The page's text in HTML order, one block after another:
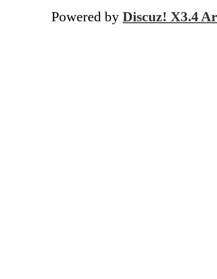
Powered by Discuz! X3.4